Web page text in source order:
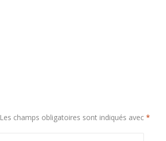
Les champs obligatoires sont indiqués avec *